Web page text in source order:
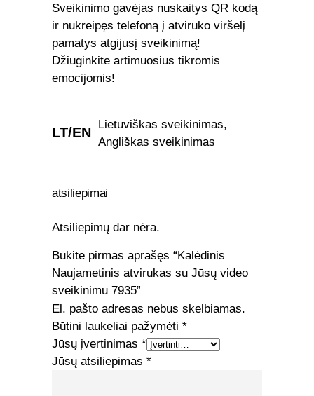
Sveikinimo gavėjas nuskaitys QR kodą
ir nukreipęs telefoną į atviruko viršelį
pamatys atgijusį sveikinimą!
Džiuginkite artimuosius tikromis
emocijomis!
LT/EN
Lietuviškas sveikinimas,
Angliškas sveikinimas
atsiliepimai
Atsiliepimų dar nėra.
Būkite pirmas aprašęs “Kalėdinis
Naujametinis atvirukas su Jūsų video
sveikinimu 7935”
El. pašto adresas nebus skelbiamas.
Būtini laukeliai pažymėti *
Jūsų įvertinimas *
Jūsų atsiliepimas *